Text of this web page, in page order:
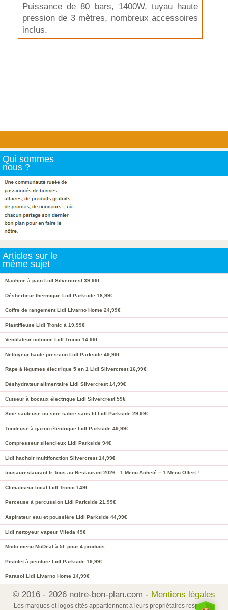
Puissance de 80 bars, 1400W, tuyau haute
pression de 3 mètres, nombreux accessoires
inclus.
Qui sommes
nous ?
Articles sur le
même sujet
Machine à pain Lidl Silvercrest 39,99€
Désherbeur thermique Lidl Parkside 18,99€
Coffre de rangement Lidl Livarno Home 24,99€
Plastifieuse Lidl Tronic à 19,99€
Ventilateur colonne Lidl Tronic 14,99€
Nettoyeur haute pression Lidl Parkside 49,99€
Rape à légumes électrique 5 en 1 Lidl Silvercrest 16,99€
Déshydrateur alimentaire Lidl Silvercrest 14,99€
Cuiseur à bocaux électrique Lidl Silvercrest 59€
Scie sauteuse ou scie sabre sans fil Lidl Parkside 29,99€
Tondeuse à gazon électrique Lidl Parkside 49,99€
Compresseur silencieux Lidl Parkside 94€
Lidl hachoir multifonction Silvercrest 14,99€
tousaurestaurant.fr Tous au Restaurant 2026 : 1 Menu Acheté = 1 Menu Offert !
Climatiseur local Lidl Tronic 149€
Perceuse à percussion Lidl Parkside 21,99€
Aspirateur eau et poussière Lidl Parkside 44,99€
Lidl nettoyeur vapeur Vileda 49€
Mcdo menu McDeal à 5€ pour 4 produits
Pistolet à peinture Lidl Parkside 19,99€
Parasol Lidl Livarno Home 14,99€
© 2016 - 2026 notre-bon-plan.com - Mentions légales
Les marques et logos cités appartiennent à leurs propriétaires respectifs.